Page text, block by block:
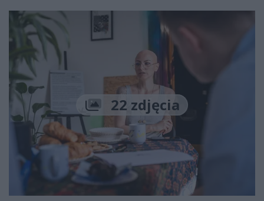
22 zdjęcia